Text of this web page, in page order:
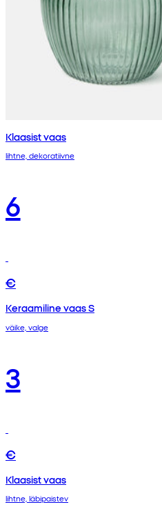
Klaasist vaas
lihtne, dekoratiivne
6
€
Keraamiline vaas S
väike, valge
3
€
Klaasist vaas
lihtne, läbipaistev